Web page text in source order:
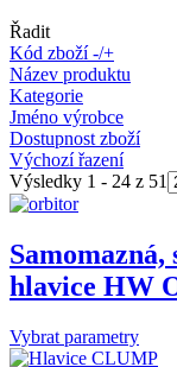
Řadit
Kód zboží -/+
Název produktu
Kategorie
Jméno výrobce
Dostupnost zboží
Výchozí řazení
Výsledky 1 - 24 z 51
hlavice HW
Vybrat parametry